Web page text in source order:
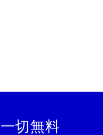
切無料